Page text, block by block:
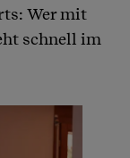
Wer mit
schnell im